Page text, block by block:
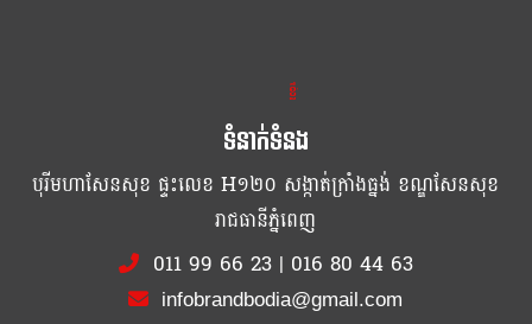
ខ្លឹម ខ្លី រហ័ស
ទំនាក់ទំនង
បុរីមហាសែនសុខ ផ្ទះលេខ H១២០ សង្កាត់ក្រាំងធ្នង់ ខណ្ឌសែនសុខ
រាជធានីភ្នំពេញ
011 99 66 23| 016 80 44 63
infobrandbodia@gmail.com